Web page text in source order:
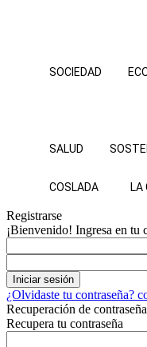
SOCIEDAD
SALUD
COSLADA LA
Registrarse
¡Bienvenido! Ingresa en tu
¿Olvidaste tu contraseña?
Recuperación de contraseña
Recupera tu contraseña